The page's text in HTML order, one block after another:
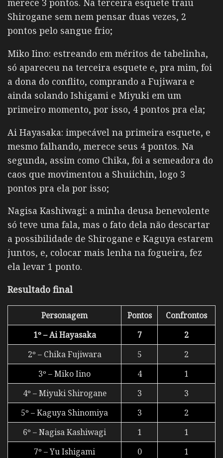
merece 3 pontos. Na terceira esquete traiu
Shirogane sem nem pensar duas vezes, 2
pontos pelo sangue frio;
Miko Iino: estreando em méritos de tabelinha,
só apareceu na terceira esquete e, pra mim, foi
a dona do conflito, comprando a Fujiwara e
ainda solando Ishigami e Miyuki em um
primeiro momento, por isso, 4 pontos pra ela;
Ai Hayasaka: impecável na primeira esquete, e
mesmo falhando, merece seus 4 pontos. Na
segunda, assim como Chika, foi a semeadora do
caos que movimentou a Shuiichin, logo 3
pontos pra ela por isso;
Nagisa Kashiwagi: a minha deusa benevolente
só teve uma fala, mas o fato dela não descartar
a possibilidade de Shirogane e Kaguya estarem
juntos, e, colocar mais lenha na fogueira, fez
ela levar 1 ponto.
Resultado final
Personagem Pontos
Confrontos
1º – Ai Hayasaka
7
2
2º – Chika Fujiwara
5
2
3º – Miko Iino
4
1
4º – Miyuki Shirogane
3
3
5º – Kaguya Shinomiya
3
2
6º – Nagisa Kashiwagi
1
1
7º – Yu Ishigami
0 1